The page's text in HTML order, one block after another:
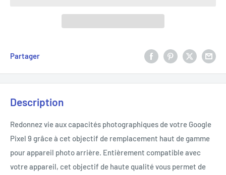
Partager
Description
Redonnez vie aux capacités photographiques de votre Google
Pixel 9 grâce à cet objectif de remplacement haut de gamme
pour appareil photo arrière. Entièrement compatible avec
votre appareil, cet objectif de haute qualité vous permet de